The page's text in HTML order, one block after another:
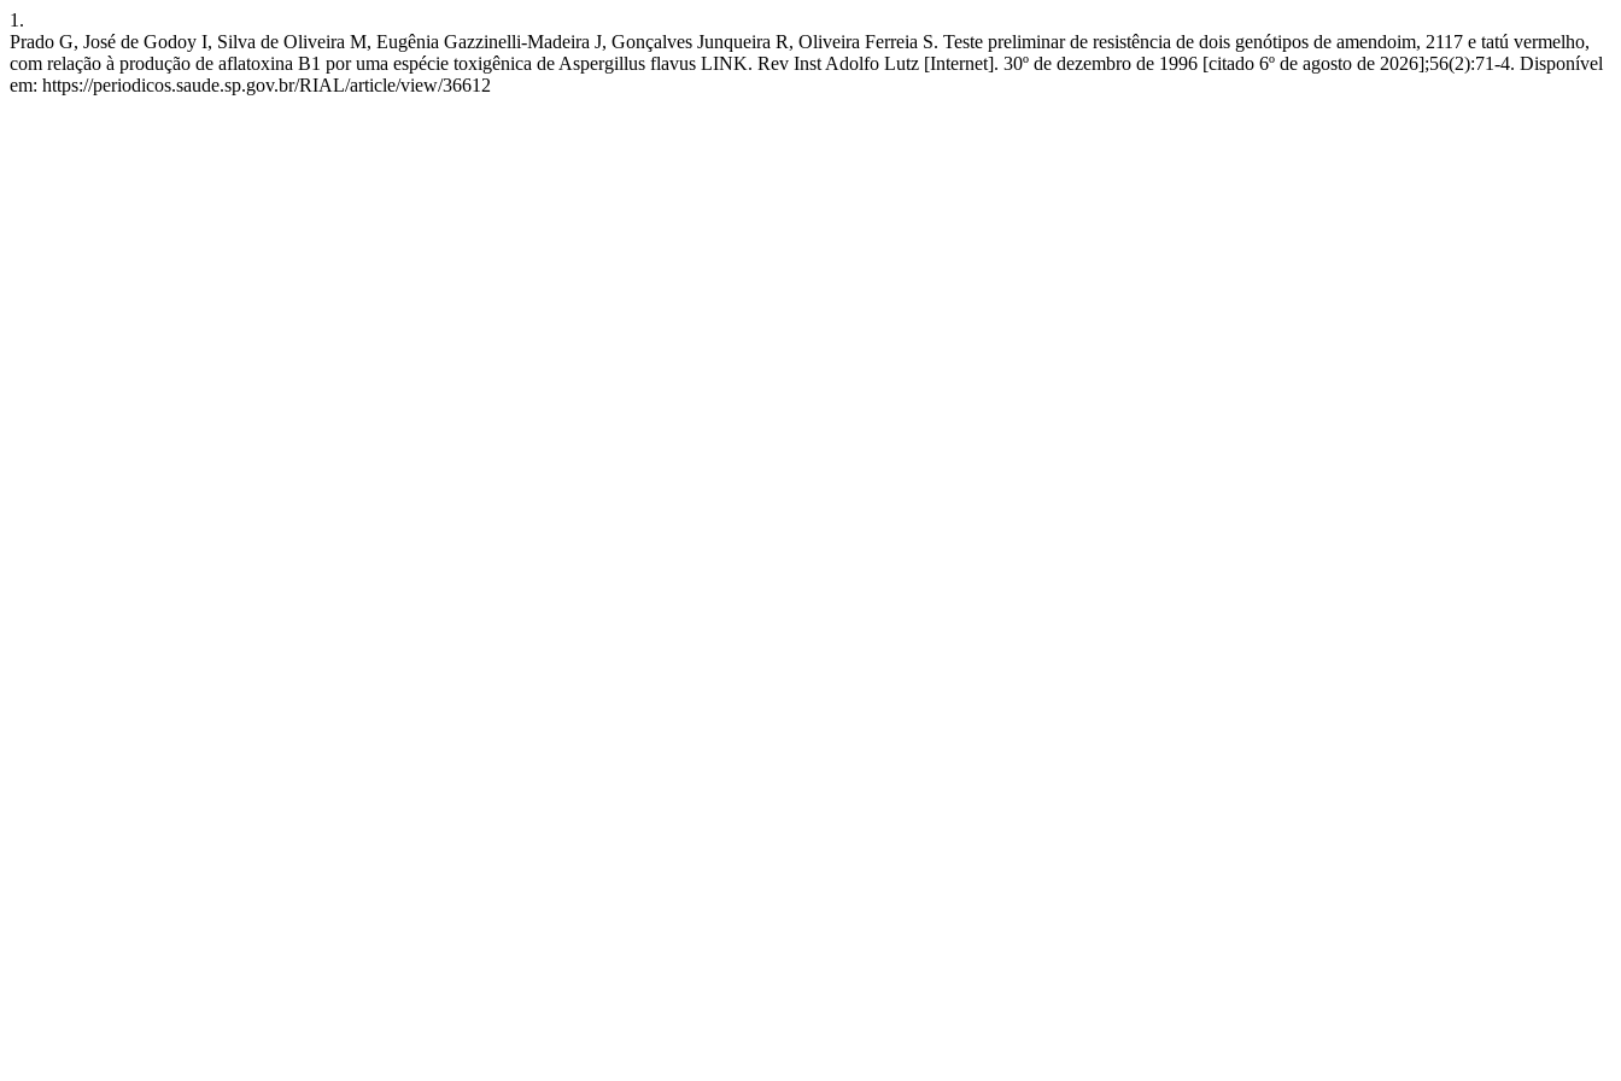
1.
Prado G, José de Godoy I, Silva de Oliveira M, Eugênia Gazzinelli-Madeira J, Gonçalves Junqueira R, Oliveira Ferreia S. Teste preliminar de resistência de dois genótipos de amendoim, 2117 e tatú vermelho,
com relação à produção de aflatoxina B1 por uma espécie toxigênica de Aspergillus flavus LINK. Rev Inst Adolfo Lutz [Internet]. 30º de dezembro de 1996 [citado 6º de agosto de 2026];56(2):71-4. Disponível
em: https://periodicos.saude.sp.gov.br/RIAL/article/view/36612